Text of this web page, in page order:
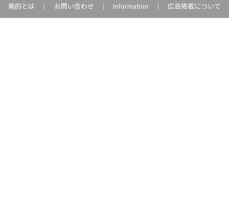
美的とは ｜ お問い合わせ ｜ Information ｜ 広告掲載について